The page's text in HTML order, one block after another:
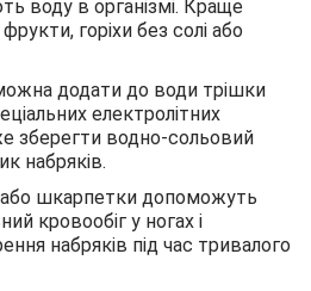
воду в організмі. Краще
горіхи без солі або
додати до води трішки
електролітних
зберегти водно-сольовий
набряків.
або шкарпетки допоможуть
кровообіг у ногах і
набряків під час тривалого